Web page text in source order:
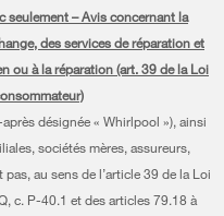
seulement – Avis concernant la
des services de réparation et
ou à la réparation (art. 39 de la Loi
désignée « Whirlpool »), ainsi
sociétés mères, assureurs,
au sens de l’article 39 de la Loi
c. P-40.1 et des articles 79.18 à